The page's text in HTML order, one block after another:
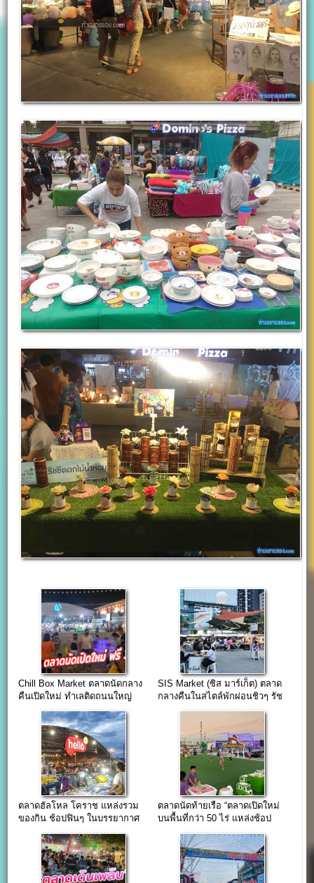
Chill Box Market ตลาดนัดกลาง
คืนเปิดใหม่ ทำเลติดถนนใหญ่
SIS Market (ซิส มาร์เก็ต) ตลาด
กลางคืนในสไตล์พักผ่อนชิวๆ รัช
ตลาดฮัลโหล โคราช แหล่งรวม
ของกิน ช้อปฟินๆ ในบรรยากาศ
ตลาดนัดท้ายเรือ “ตลาดเปิดใหม่
บนพื้นที่กว่า 50 ไร่ แหล่งช้อป
แห่งใหม่เมืองสมุทรปราการ”